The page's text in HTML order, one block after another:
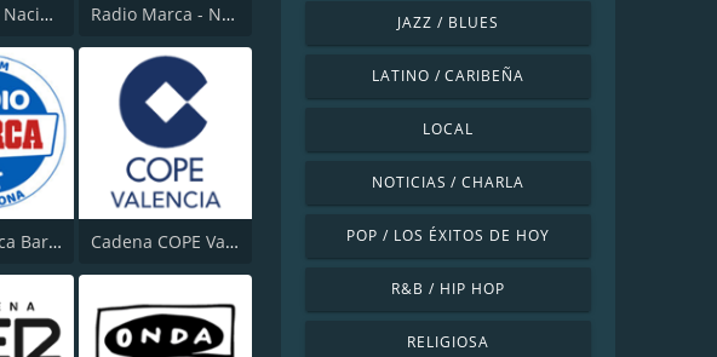
RNE Radio Nacional (Radio 1) Radio Marca - Nacional
Radio Marca Barcelona Cadena COPE Valencia
JAZZ / BLUES
LATINO / CARIBEÑA
LOCAL
NOTICIAS / CHARLA
POP / LOS ÉXITOS DE HOY
R&B / HIP HOP
RELIGIOSA